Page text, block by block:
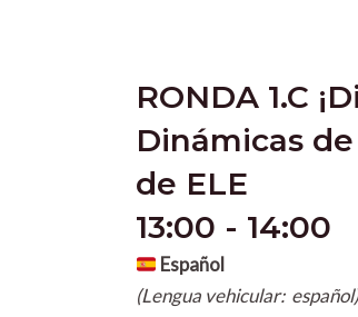
RONDA 1.C
Dinámicas
de ELE
13:00 - 14:00
Español
(Lengua vehicular: español)